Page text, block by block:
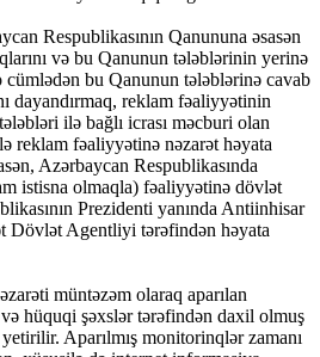
Respublikasının Qanununa əsasən
və bu Qanunun tələblərinin yerinə
bu Qanunun tələblərinə cavab
dayandırmaq, reklam fəaliyyətinin
ilə bağlı icrası məcburi olan
reklam fəaliyyətinə nəzarət həyata
Azərbaycan Respublikasında
istisna olmaqla) fəaliyyətinə dövlət
Prezidenti yanında Antiinhisar
Dövlət Agentliyi tərəfindən həyata
müntəzəm olaraq aparılan
hüquqi şəxslər tərəfindən daxil olmuş
Aparılmış monitorinqlər zamanı